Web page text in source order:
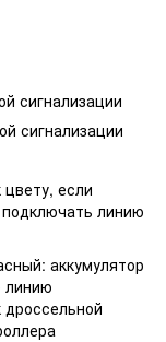
сигнализации
сигнализации
если
линию
аккумулятор
линию
дроссельной